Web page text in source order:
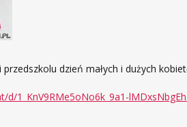
dzień małych i dużych
1_KnV9RMe5oNo6k_9a1-